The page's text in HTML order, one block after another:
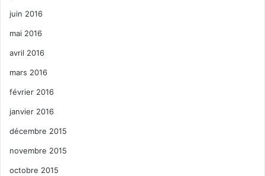
juin 2016
mai 2016
avril 2016
mars 2016
février 2016
janvier 2016
décembre 2015
novembre 2015
octobre 2015